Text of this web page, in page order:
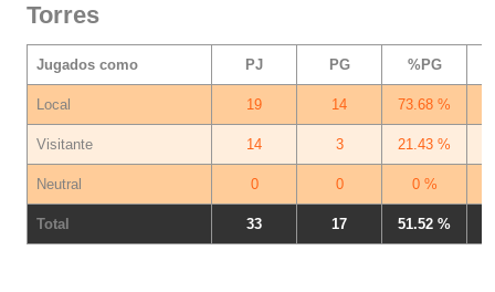
Torres
Jugados como PJ PG %PG
Local 19 14 73.68 %
Visitante 14 3 21.43 %
Neutral 0 0 0 %
Total 33 17 51.52 %